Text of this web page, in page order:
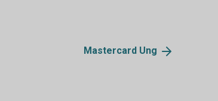
Mastercard Ung